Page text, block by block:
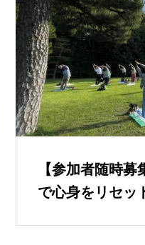
【参加者随時
で心身をリセッ